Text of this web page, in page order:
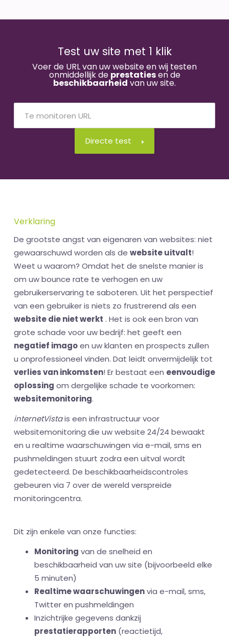
Test uw site met 1 klik
Voer de URL van uw website en wij testen
onmiddellijk de prestatiesen de
beschikbaarheid van uw site.
Directe test
Verklaring
De grootste angst van eigenaren van websites: niet
gewaarschuwd worden als de website uitvalt!
Weet u waarom? Omdat het de snelste manier is
om uw bounce rate te verhogen en uw
gebruikerservaring te saboteren. Uit het perspectief
van een gebruiker is niets zo frustrerend als een
website die niet werkt . Het is ook een bron van
grote schade voor uw bedrijf: het geeft een
negatief imagoen uw klanten en prospects zullen
u onprofessioneel vinden. Dat leidt onvermijdelijk tot
verlies van inkomsten! Er bestaat een eenvoudige
oplossing om dergelijke schade te voorkomen:
websitemonitoring.
internetVistais een infrastructuur voor
websitemonitoring die uw website 24/24 bewaakt
en u realtime waarschuwingen via e-mail, sms en
pushmeldingen stuurt zodra een uitval wordt
gedetecteerd. De beschikbaarheidscontroles
gebeuren via 7 over de wereld verspreide
monitoringcentra.
Dit zijn enkele van onze functies:
Monitoring van de snelheid en
beschikbaarheid van uw site (bijvoorbeeld elke
5 minuten)
Realtime waarschuwingenvia e-mail, sms,
Twitter en pushmeldingen
Inzichtrijke gegevens dankzij
prestatierapporten (reactietijd,